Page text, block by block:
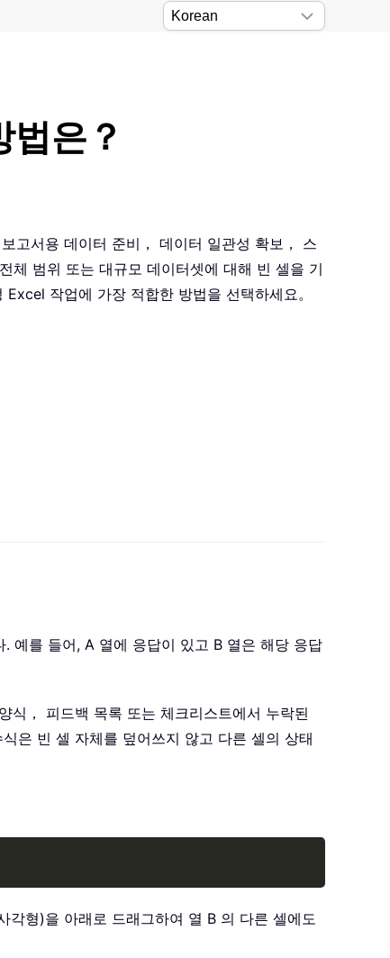
은？
고서용 데이터 준비， 데이터 일관성 확보， 스
체 범위 또는 대규모 데이터셋에 대해 빈 셀을 기
작업에 가장 적합한 방법을 선택하세요。
예를 들어, A 열에 응답이 있고 B 열은 해당 응답
식， 피드백 목록 또는 체크리스트에서 누락된
은 빈 셀 자체를 덮어쓰지 않고 다른 셀의 상태
각형)을 아래로 드래그하여 열 B 의 다른 셀에도